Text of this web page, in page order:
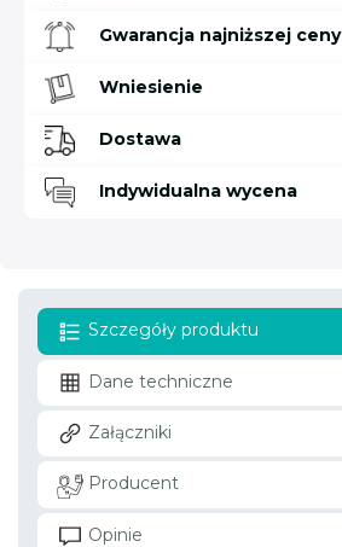
Gwarancja najniższej ceny
Wniesienie
Dostawa
Indywidualna wycena
Szczegóły produktu
Dane techniczne
Załączniki
Producent
Opinie